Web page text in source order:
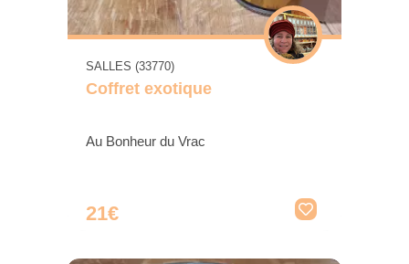
SALLES (33770)
Coffret exotique
Au Bonheur du Vrac
21€